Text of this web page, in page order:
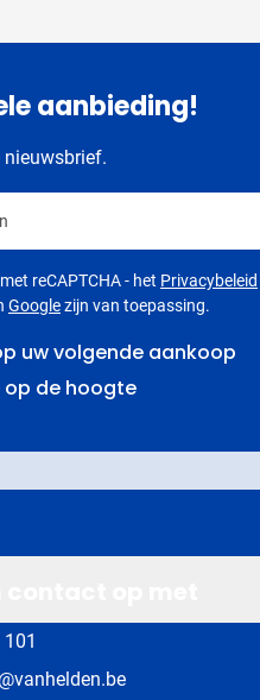
aanbieding!
reCAPTCHA - het Privacybeleid
Googlezijn van toepassing.
uw volgende aankoop
op de hoogte